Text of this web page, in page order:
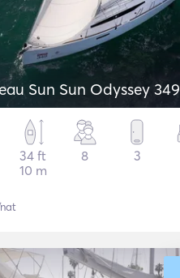
Sun Sun Odyssey 349
34 ft
10 m
8 3